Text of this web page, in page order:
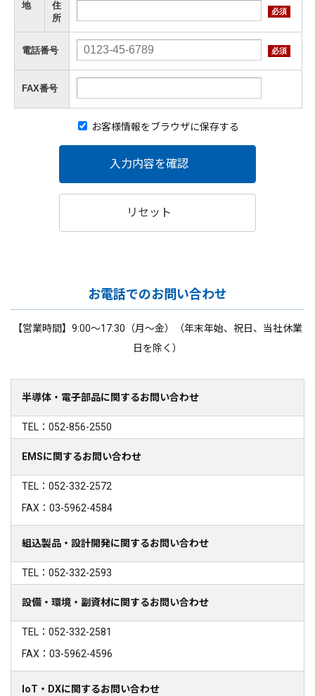
地
住
所
必須
電話番号 必須
FAX番号
お客様情報をブラウザに保存する
入力内容を確認
リセット
お電話でのお問い合わせ
【営業時間】9:00～17:30（月～金）（年末年始、祝日、当社休業
日を除く）
半導体・電子部品に関するお問い合わせ
TEL：052-856-2550
EMSに関するお問い合わせ
TEL：052-332-2572
FAX：03-5962-4584
組込製品・設計開発に関するお問い合わせ
TEL：052-332-2593
設備・環境・副資材に関するお問い合わせ
TEL：052-332-2581
FAX：03-5962-4596
IoT・DXに関するお問い合わせ